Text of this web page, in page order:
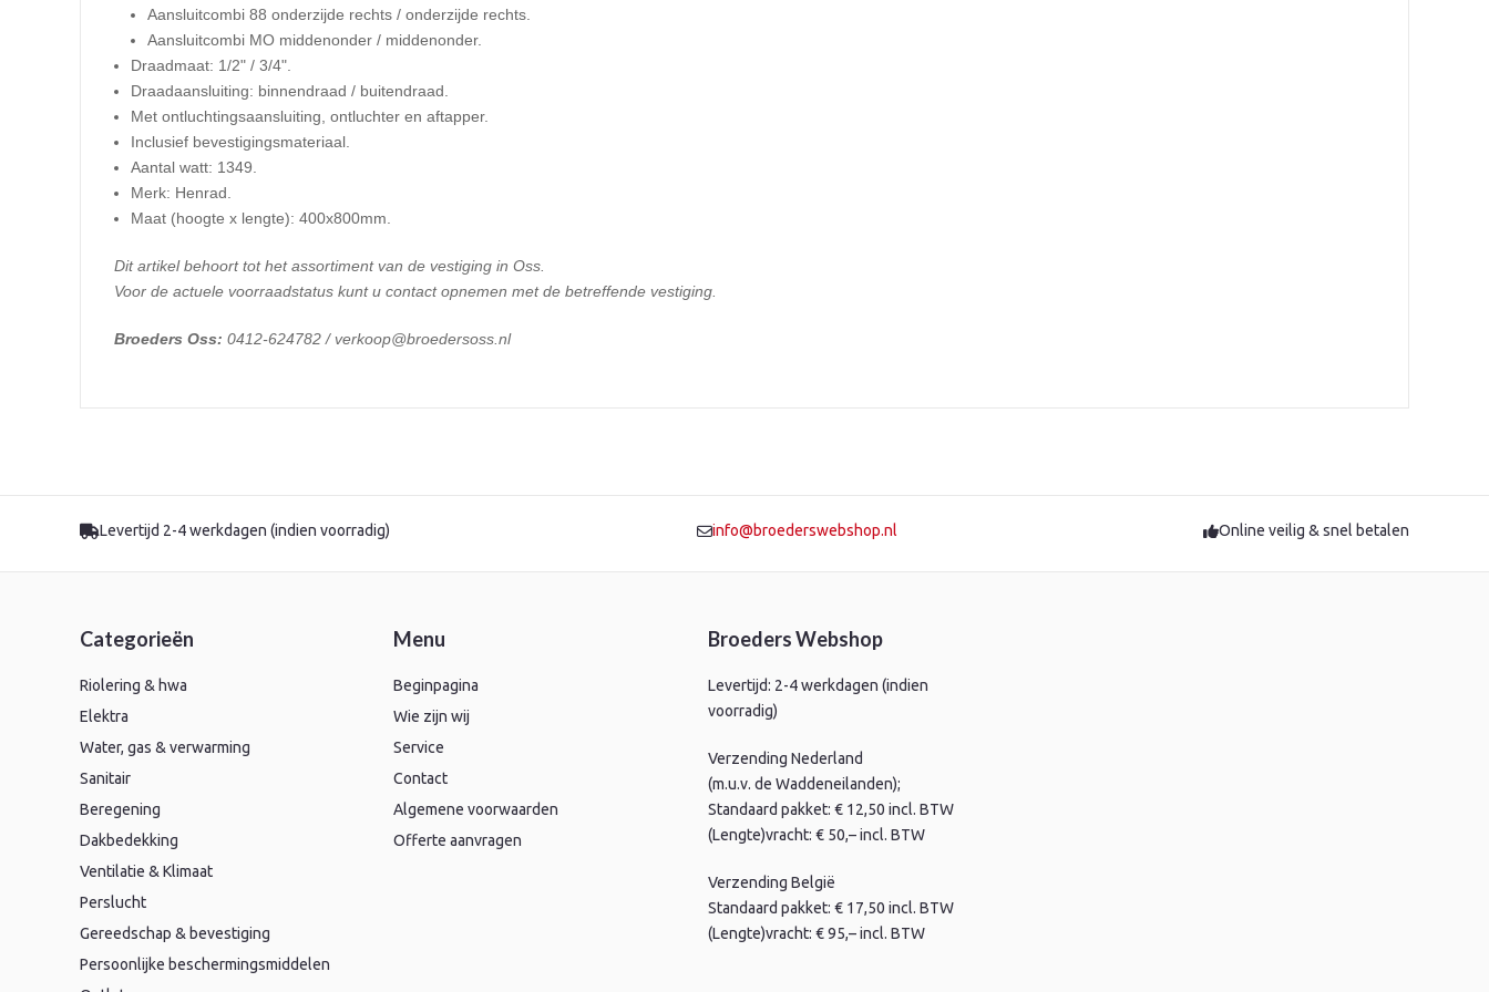
Aansluitcombi 88 onderzijde rechts / onderzijde rechts.
Aansluitcombi MO middenonder / middenonder.
Draadmaat: 1/2" / 3/4".
Draadaansluiting: binnendraad / buitendraad.
Met ontluchtingsaansluiting, ontluchter en aftapper.
Inclusief bevestigingsmateriaal.
Aantal watt: 1349.
Merk: Henrad.
​Maat (hoogte x lengte): 400x800mm.
Dit artikel behoort tot het assortiment van de vestiging in Oss.
Voor de actuele voorraadstatus kunt u contact opnemen met de betreffende vestiging.
Broeders Oss: 0412-624782 / verkoop@broedersoss.nl
Levertijd 2-4 werkdagen (indien voorradig) info@broederswebshop.nl Online veilig & snel betalen
Categorieën
Riolering & hwa
Elektra
Water, gas & verwarming
Sanitair
Beregening
Dakbedekking
Ventilatie & Klimaat
Perslucht
Gereedschap & bevestiging
Persoonlijke beschermingsmiddelen
Menu
Beginpagina
Wie zijn wij
Service
Contact
Algemene voorwaarden
Offerte aanvragen
Broeders Webshop
Levertijd: 2-4 werkdagen (indien
voorradig)
Verzending Nederland
(m.u.v. de Waddeneilanden);
Standaard pakket: € 12,50 incl. BTW
(Lengte)vracht: € 50,– incl. BTW
Verzending België
Standaard pakket: € 17,50 incl. BTW
(Lengte)vracht: € 95,– incl. BTW